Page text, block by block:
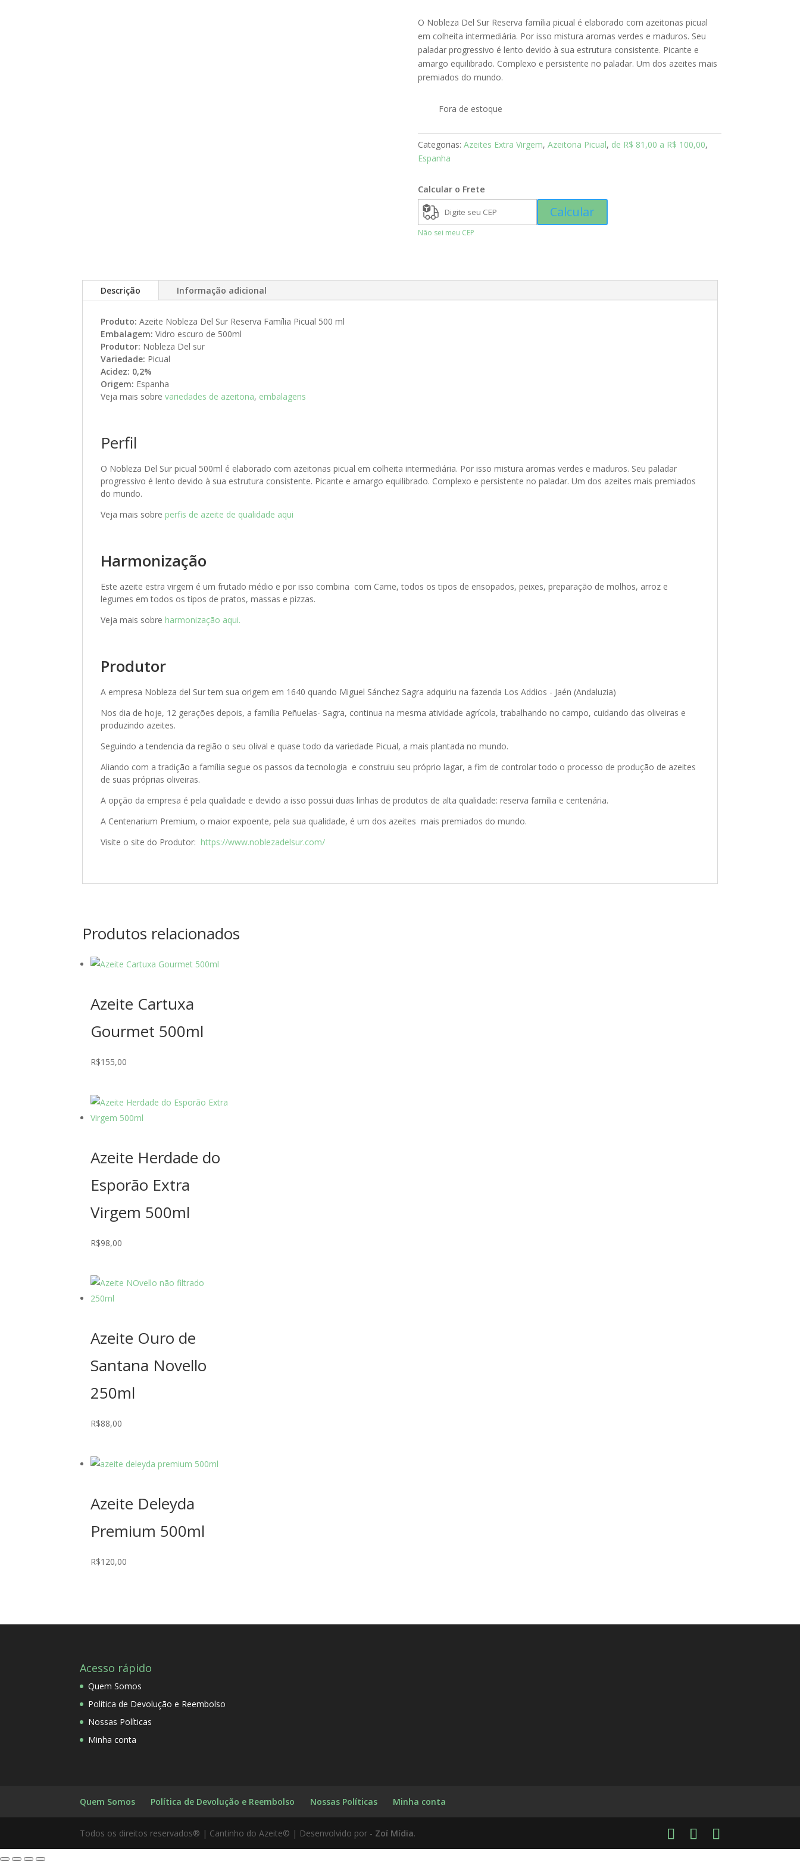
O Nobleza Del Sur Reserva família picual é elaborado com azeitonas picual
em colheita intermediária. Por isso mistura aromas verdes e maduros. Seu
paladar progressivo é lento devido à sua estrutura consistente. Picante e
amargo equilibrado. Complexo e persistente no paladar. Um dos azeites mais
premiados do mundo.
Fora de estoque
Categorias: Azeites Extra Virgem, Azeitona Picual, de R$ 81,00 a R$ 100,00,
Espanha
Calcular o Frete
Calcular
Não sei meu CEP
Descrição Informação adicional
Produto:Azeite Nobleza Del Sur Reserva Família Picual 500 ml
Embalagem:Vidro escuro de 500ml
Produtor: Nobleza Del sur
Variedade: Picual
Acidez: 0,2%
Origem: Espanha
Veja mais sobrevariedades de azeitona, embalagens
Perfil
O Nobleza Del Sur picual 500ml é elaborado com azeitonas picual em colheita intermediária. Por isso mistura aromas verdes e maduros. Seu paladar
progressivo é lento devido à sua estrutura consistente. Picante e amargo equilibrado. Complexo e persistente no paladar. Um dos azeites mais premiados
do mundo.
Veja mais sobre perfis de azeite de qualidade aqui
Harmonização
Este azeite estra virgem é um frutado médio e por isso combina com Carne, todos os tipos de ensopados, peixes, preparação de molhos, arroz e
legumes em todos os tipos de pratos, massas e pizzas.
Veja mais sobre harmonização aqui.
Produtor
A empresa Nobleza del Sur tem sua origem em 1640 quando Miguel Sánchez Sagra adquiriu na fazenda Los Addios - Jaén (Andaluzia)
Nos dia de hoje, 12 gerações depois, a família Peñuelas- Sagra, continua na mesma atividade agrícola, trabalhando no campo, cuidando das oliveiras e
produzindo azeites.
Seguindo a tendencia da região o seu olival e quase todo da variedade Picual, a mais plantada no mundo.
Aliando com a tradição a família segue os passos da tecnologia e construiu seu próprio lagar, a fim de controlar todo o processo de produção de azeites
de suas próprias oliveiras.
A opção da empresa é pela qualidade e devido a isso possui duas linhas de produtos de alta qualidade: reserva família e centenária.
A Centenarium Premium, o maior expoente, pela sua qualidade, é um dos azeites mais premiados do mundo.
Visite o site do Produtor: https://www.noblezadelsur.com/
Produtos relacionados
Azeite Cartuxa
Gourmet 500ml
R$155,00
Azeite Herdade do
Esporão Extra
Virgem 500ml
R$98,00
Azeite Ouro de
Santana Novello
250ml
R$88,00
Azeite Deleyda
Premium 500ml
R$120,00
Acesso rápido
Quem Somos
Política de Devolução e Reembolso
Nossas Políticas
Minha conta
Quem Somos Política de Devolução e Reembolso Nossas Políticas Minha conta
Todos os direitos reservados® | Cantinho do Azeite© | Desenvolvido por - Zoí Mídia.